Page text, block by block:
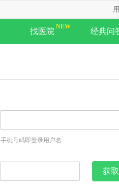
找医院 经典问
手机号码即登录用户名
获